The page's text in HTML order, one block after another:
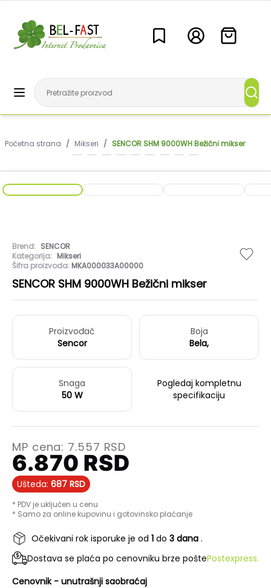
Početna strana / Mikseri / SENCOR SHM 9000WH Bežični mikser
Brend: SENCOR
Kategorija: Mikseri
Šifra proizvoda: MKA000033A00000
SENCOR SHM 9000WH Bežični mikser
Proizvođač
Sencor
Boja
Bela,
Snaga
50 W
Pogledaj kompletnu
specifikaciju
MP cena: 7.557 RSD
6.870 RSD
Ušteda: 687 RSD
* PDV je uključen u cenu
* Samo za online kupovinu i gotovinsko plaćanje
Očekivani rok isporuke je od 1 do 3 dana .
Dostava se plaća po cenovniku brze poštePostexpress.
Cenovnik - unutrašnji saobraćaj